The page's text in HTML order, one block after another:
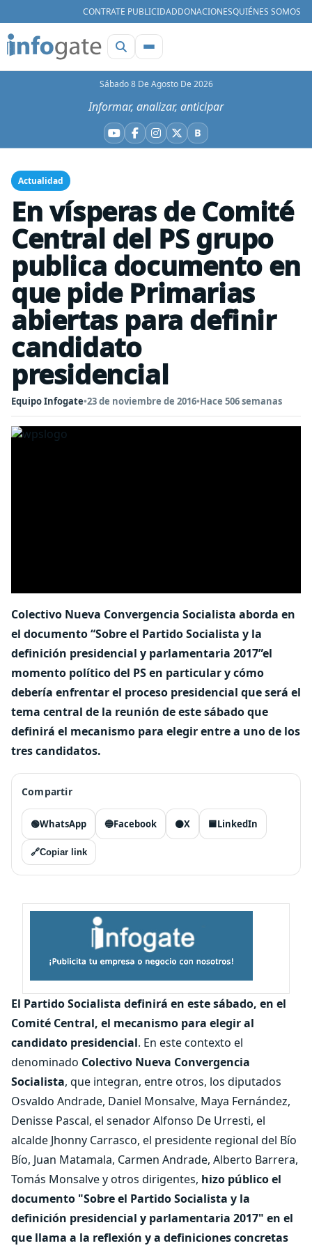
CONTRATE PUBLICIDADDONACIONESQUIÉNES SOMOS
Sábado 8 De Agosto De 2026
Informar, analizar, anticipar
YouTube
Facebook
Instagram
X BBluesky
Actualidad
En vísperas de Comité
Central del PS grupo
publica documento en
que pide Primarias
abiertas para definir
candidato
presidencial
Equipo Infogate•23 de noviembre de 2016•Hace 506 semanas
Colectivo Nueva Convergencia Socialista aborda en
el documento “Sobre el Partido Socialista y la
definición presidencial y parlamentaria 2017”el
momento político del PS en particular y cómo
debería enfrentar el proceso presidencial que será el
tema central de la reunión de este sábado que
definirá el mecanismo para elegir entre a uno de los
tres candidatos.
Compartir
🟢WhatsApp 🔵Facebook ⚫X 🟦LinkedIn
🔗Copiar link
El Partido Socialista definirá en este sábado, en el
Comité Central, el mecanismo para elegir al
candidato presidencial. En este contexto el
denominado Colectivo Nueva Convergencia
Socialista, que integran, entre otros, los diputados
Osvaldo Andrade, Daniel Monsalve, Maya Fernández,
Denisse Pascal, el senador Alfonso De Urresti, el
alcalde Jhonny Carrasco, el presidente regional del Bío
Bío, Juan Matamala, Carmen Andrade, Alberto Barrera,
Tomás Monsalve y otros dirigentes, hizo público el
documento "Sobre el Partido Socialista y la
definición presidencial y parlamentaria 2017" en el
que llama a la reflexión y a definiciones concretas